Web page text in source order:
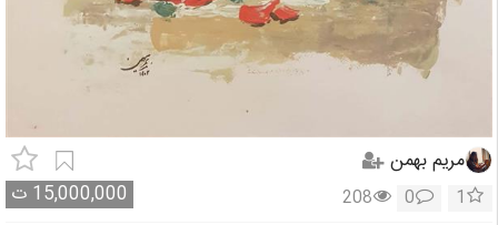
مریم بهمن
15,000,000 ت 1
0
208